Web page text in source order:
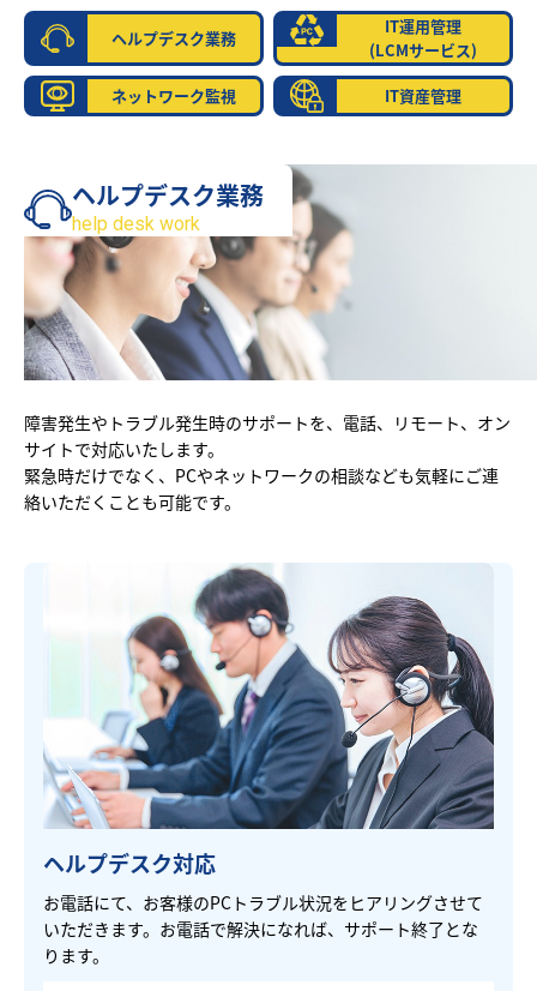
ヘルプデスク業務
IT運用管理
(LCMサービス)
ネットワーク監視
IT資産管理
ヘルプデスク業務
help desk work
障害発生やトラブル発生時のサポートを、電話、リモート、オン
サイトで対応いたします。
緊急時だけでなく、PCやネットワークの相談なども気軽にご連
絡いただくことも可能です。
ヘルプデスク対応
お電話にて、お客様のPCトラブル状況をヒアリングさせて
いただきます。お電話で解決になれば、サポート終了とな
ります。